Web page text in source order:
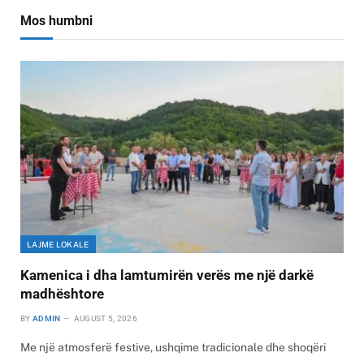
Mos humbni
LAJME LOKALE
Kamenica i dha lamtumirën verës me një darkë
madhështore
BY ADMIN AUGUST 5, 2026
Me një atmosferë festive, ushqime tradicionale dhe shoqëri